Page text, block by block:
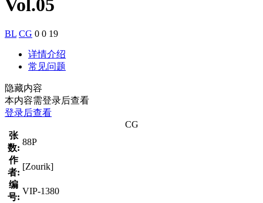
Vol.05
BL CG 0 0 19
详情介绍
常见问题
隐藏内容
本内容需登录后查看
登录后查看
CG
张
数:
88P
作
者:
[Zourik]
编
号:
VIP-1380